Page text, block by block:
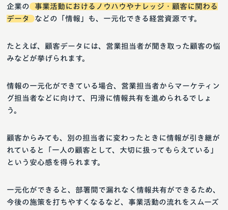
企業の
事業活動におけるノウハウやナレッジ・顧客に関わる
データ
などの「情報」も、一元化できる経営資源です。
たとえば、顧客データには、営業担当者が聞き取った顧客の悩
みなどが挙げられます。
情報の一元化ができている場合、営業担当者からマーケティン
グ担当者などに向けて、円滑に情報共有を進められるでしょ
う。
顧客からみても、別の担当者に変わったときに情報が引き継が
れていると「一人の顧客として、大切に扱ってもらえている」
という安心感を得られます。
一元化ができると、部署間で漏れなく情報共有ができるため、
今後の施策を打ちやすくなるなど、事業活動の流れをスムーズ